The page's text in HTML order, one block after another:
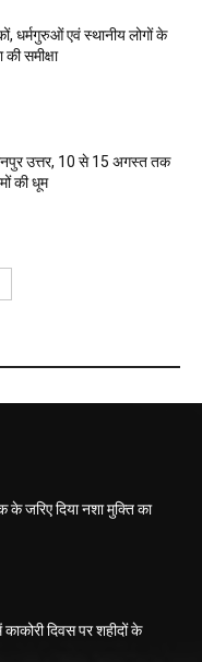
धर्मगुरुओं एवं स्थानीय लोगों के
समीक्षा
उत्तर, 10 से 15 अगस्त तक
की धूम
जरिए दिया नशा मुक्ति का
दिवस पर शहीदों के